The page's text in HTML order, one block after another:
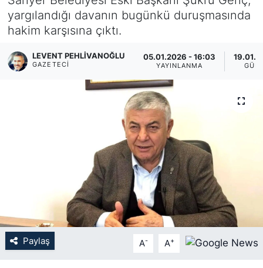
yargılandığı davanın bugünkü duruşmasında
hakim karşısına çıktı.
LEVENT PEHLIVANOĞLU
GAZETECI
05.01.2026 - 16:03
YAYINLANMA
Paylaş A- A+
KÖŞE YAZILARI
KÖŞE YAZILARI (Arşiv)
KÜLTÜR SANAT
SARIYER HABERLERİ
SARIYER İMAR BARIŞI